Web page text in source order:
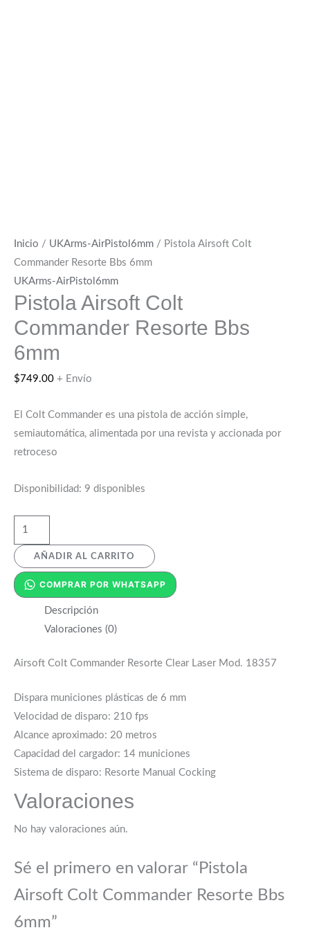
Inicio / UKArms-AirPistol6mm / Pistola Airsoft Colt
Commander Resorte Bbs 6mm
UKArms-AirPistol6mm
Pistola Airsoft Colt
Commander Resorte Bbs
6mm
$749.00 + Envío
El Colt Commander es una pistola de acción simple,
semiautomática, alimentada por una revista y accionada por
retroceso
Disponibilidad: 9 disponibles
AÑADIR AL CARRITO
COMPRAR POR WHATSAPP
Descripción
Valoraciones (0)
Airsoft Colt Commander Resorte Clear Laser Mod. 18357
Dispara municiones plásticas de 6 mm
Velocidad de disparo: 210 fps
Alcance aproximado: 20 metros
Capacidad del cargador: 14 municiones
Sistema de disparo: Resorte Manual Cocking
Valoraciones
No hay valoraciones aún.
Sé el primero en valorar “Pistola
Airsoft Colt Commander Resorte Bbs
6mm”